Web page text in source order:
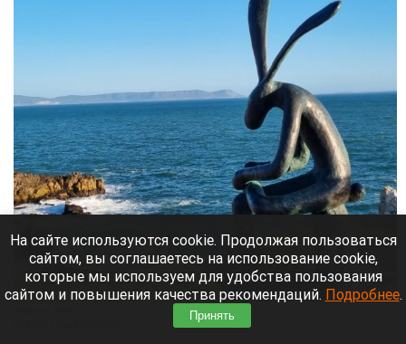
На сайте используются cookie. Продолжая пользоваться
сайтом, вы соглашаетесь на использование cookie,
которые мы используем для удобства пользования
сайтом и повышения качества рекомендаций. Подробнее.
Принять